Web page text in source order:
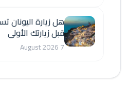
هل زيارة اليونان
قبل زيارتك الأولى
7 August 2026